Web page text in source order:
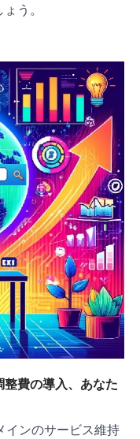
う。
費の導入、あなた
ンのサービス維持